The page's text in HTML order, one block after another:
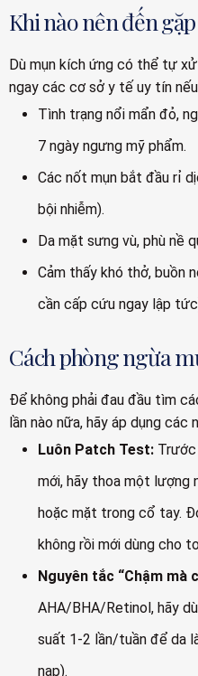
Khi nào nên đến
Dù mụn kích ứng có thể tự
ngay các cơ sở y tế uy tín
Tình trạng nổi mẩn đỏ,
7 ngày ngưng mỹ phẩm.
Các nốt mụn bắt đầu rỉ
bội nhiễm).
Da mặt sưng vù, phù nề
Cảm thấy khó thở, buồn
cần cấp cứu ngay lập
Cách phòng ngừa
Để không phải đau đầu tìm
lần nào nữa, hãy áp dụng các
Luôn Patch Test: Trước
mới, hãy thoa một lượng
hoặc mặt trong cổ tay.
không rồi mới dùng cho
Nguyên tắc “Chậm mà
AHA/BHA/Retinol, hãy
suất 1-2 lần/tuần để da
nạp).